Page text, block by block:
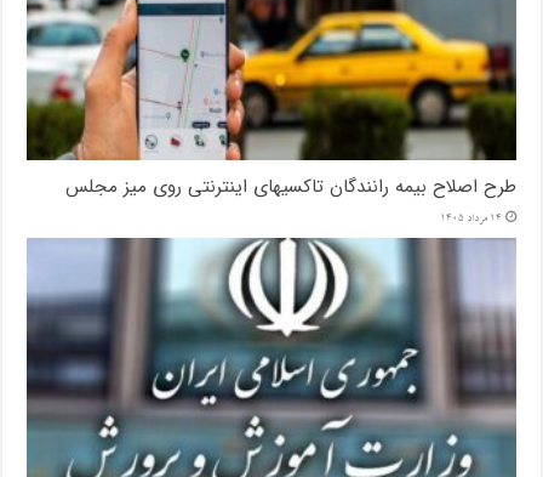
طرح اصلاح بیمه رانندگان تاکسیهای اینترنتی روی میز مجلس
14 مرداد 1405